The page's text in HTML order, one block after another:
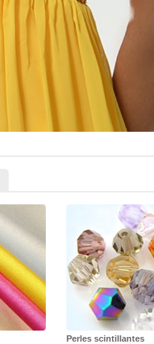
Perles scintillantes